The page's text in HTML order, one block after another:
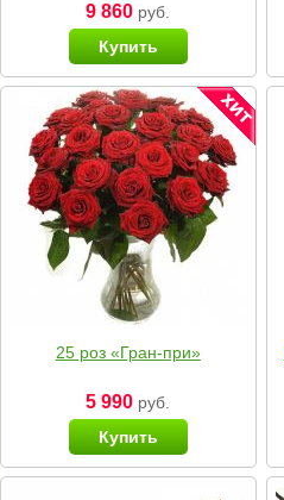
9 860 руб.
Купить
25 роз «Гран-при»
5 990 руб.
Купить